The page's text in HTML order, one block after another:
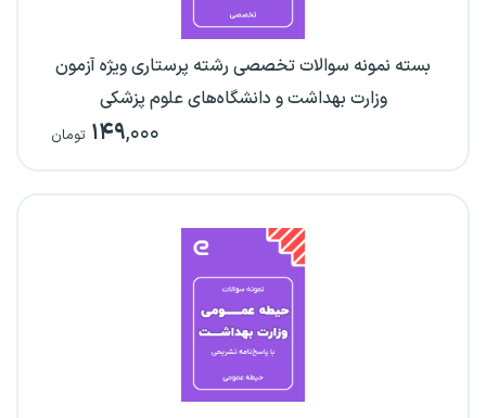
بسته نمونه سوالات تخصصی رشته پرستاری ویژه آزمون
وزارت بهداشت و دانشگاه‌های علوم پزشکی
۱۴۹,۰۰۰ تومان